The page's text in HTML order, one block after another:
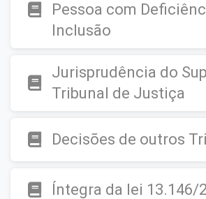
Pessoa com
Inclusão
Jurisprudência do
Tribunal de Justiça
Decisões de outros
Íntegra da lei 13.146/